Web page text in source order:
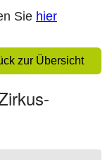
Sie hier
zur Übersicht